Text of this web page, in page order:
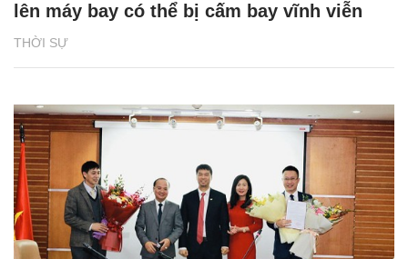
THỜI SỰ
lên máy bay có thể bị cấm bay vĩnh viễn